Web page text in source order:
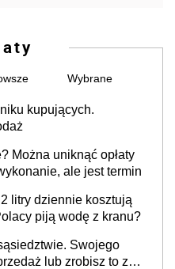
Wybrane
kupujących.
Można uniknąć opłaty
ale jest termin
litry dziennie kosztują
piją wodę z kranu?
Swojego
lub zrobisz to ze